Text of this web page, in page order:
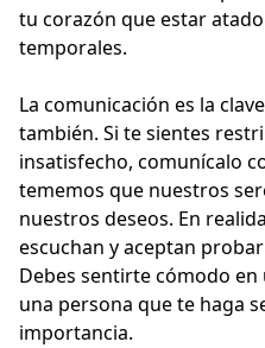
tu corazón que estar
temporales.
La comunicación es la
también. Si te sientes
insatisfecho, comunícalo
tememos que nuestros
nuestros deseos. En
escuchan y aceptan
Debes sentirte cómodo
una persona que te haga
importancia.